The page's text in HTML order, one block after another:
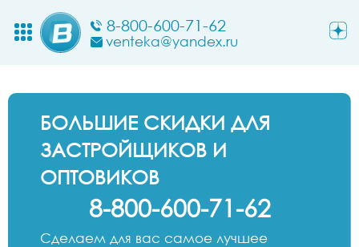
8-800-600-71-62
venteka@yandex.ru
БОЛЬШИЕ СКИДКИ ДЛЯ
ЗАСТРОЙЩИКОВ И
ОПТОВИКОВ
8-800-600-71-62
Сделаем для вас самое лучшее